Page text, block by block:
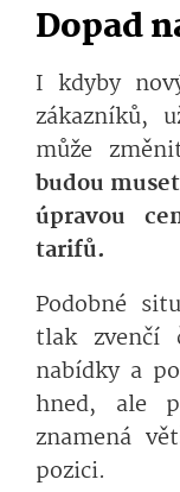
Dopad
I kdyby
zákazníků,
může
budou
úpravou
tarifů.
Podobné
tlak zvenčí
nabídky a
hned, ale
znamená
pozici.